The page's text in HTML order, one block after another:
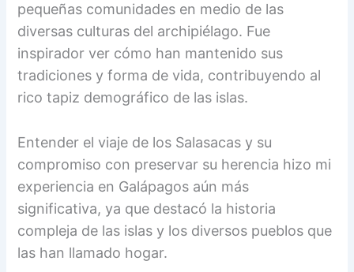
pequeñas comunidades en medio de las
diversas culturas del archipiélago. Fue
inspirador ver cómo han mantenido sus
tradiciones y forma de vida, contribuyendo al
rico tapiz demográfico de las islas.
Entender el viaje de los Salasacas y su
compromiso con preservar su herencia hizo mi
experiencia en Galápagos aún más
significativa, ya que destacó la historia
compleja de las islas y los diversos pueblos que
las han llamado hogar.